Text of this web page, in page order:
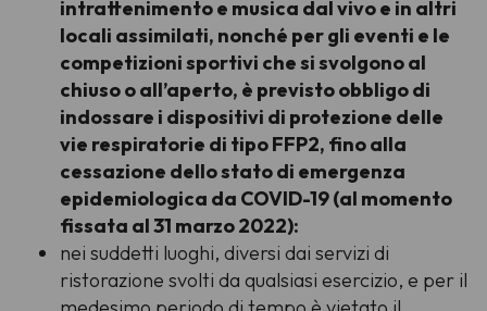
intrattenimento e musica dal vivo e in altri
locali assimilati, nonché per gli eventi e le
competizioni sportivi che si svolgono al
chiuso o all’aperto, è previsto obbligo di
indossare i dispositivi di protezione delle
vie respiratorie di tipo FFP2, fino alla
cessazione dello stato di emergenza
epidemiologica da COVID-19 (al momento
fissata al 31 marzo 2022):
nei suddetti luoghi, diversi dai servizi di
ristorazione svolti da qualsiasi esercizio, e per il